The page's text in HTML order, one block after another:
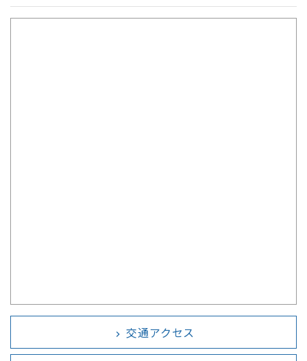
chevron_right 交通アクセス